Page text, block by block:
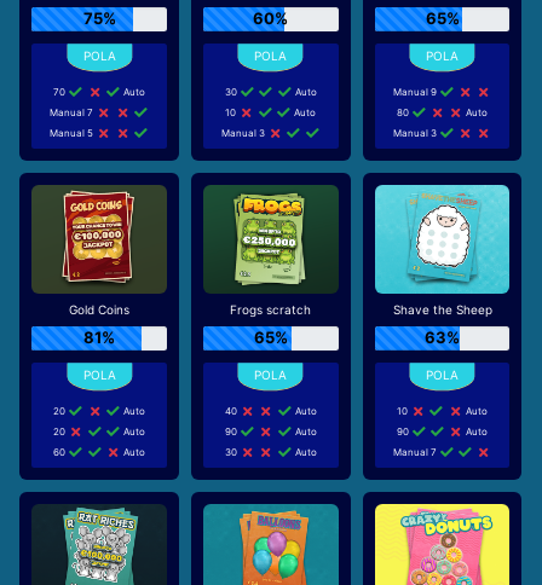
75%
70
Auto
Manual 7
Manual 5
60%
30
Auto
10
Auto
Manual 3
65%
Manual 9
80
Auto
Manual 3
Gold Coins
81%
20
Auto
20
Auto
60
Auto
Frogs scratch
65%
40
Auto
90
Auto
30
Auto
Shave the Sheep
63%
10
Auto
90
Auto
Manual 7